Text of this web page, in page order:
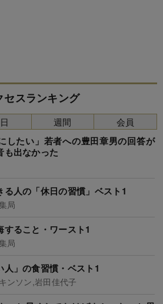
セスランキング
したい」若者への豊田章男の回答が
も出なかった
人の「休日の習慣」ベスト1
局
ること・ワースト1
局
人」の食習慣・ベスト1
ンソン,岩田佳代子
週間 会員